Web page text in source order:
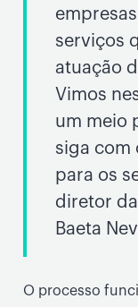
serviços
atuação
Vimos
um meio
siga com
para os
diretor
Baeta
O processo